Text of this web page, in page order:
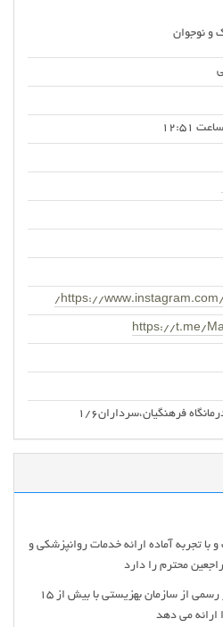
و نوجوان
https://www.instagram.com/
https://t.me/
فرهنگیان،سرداران1/6
تجربه آماده ارائه خدمات روانپزشکی و
محترم را دارد
مرکز خدمات مشاوره رشد با مجوز رسمی از سازمان بهزیستی با بیش از 15
ارائه می دهد